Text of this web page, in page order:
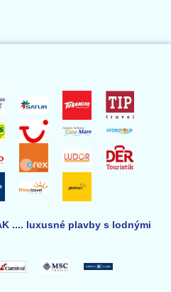
.... luxusné plavby s lodnými